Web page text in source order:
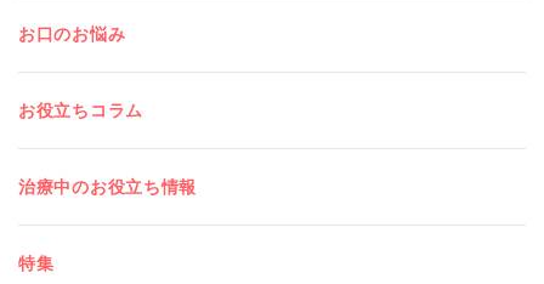
お口のお悩み
お役立ちコラム
治療中のお役立ち情報
特集